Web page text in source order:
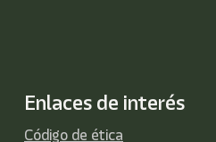
Enlaces de interés
Código de ética